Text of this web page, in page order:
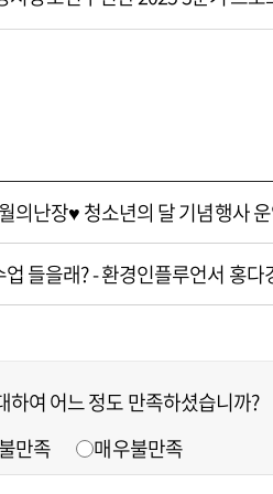
의난장♥ 청소년의 달 기념행사
들을래? - 환경인플루언서 홍다
여 어느 정도 만족하셨습니까?
불만족 매우불만족